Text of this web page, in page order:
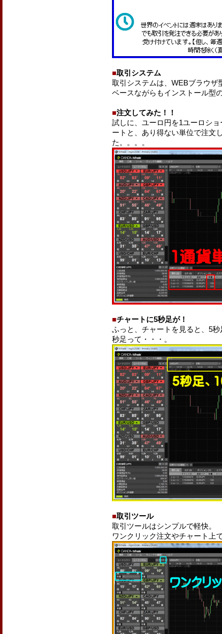
■取引システム
取引システムは、WEBブラウザ
ベースながらもインストール型
■注文してみた！！
試しに、ユーロ円を1ユーロシ
ートと、あり得ない単位で注文
た。。。。
■チャートに5秒足が！
ふっと、チャートを見ると、5
秒足って・・・。
■取引ツール
取引ツールはシンプルで軽快。
ワンクリック注文やチャート上